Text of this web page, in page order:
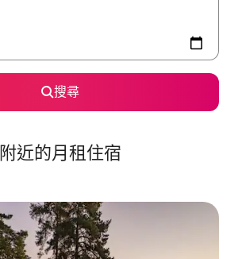
搜尋
附近的月租住宿